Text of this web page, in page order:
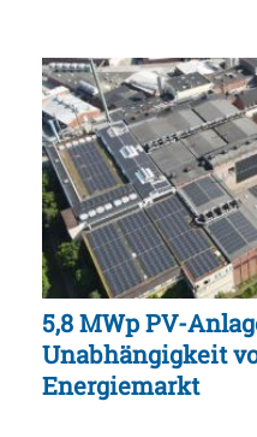
5,8 MWp PV-
Unabhängigkeit
Energiemarkt